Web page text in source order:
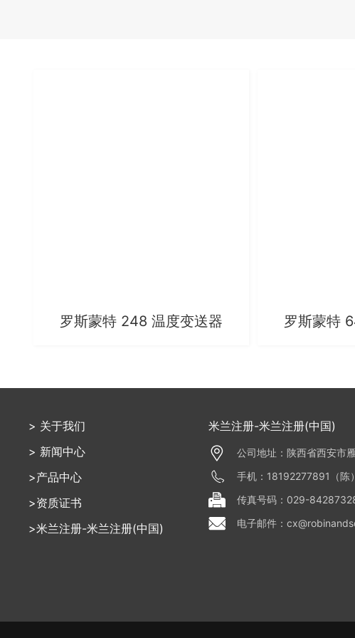
罗斯蒙特 248 温度变送器 罗斯蒙特
> 关于我们
> 新闻中心
>产品中心
>资质证书
>米兰注册-米兰注册(中国)
米兰注册-米兰注册(中国)
公司地址：陕西省西安市
手机：18192277891（陈）
传真号码：029-
电子邮件：